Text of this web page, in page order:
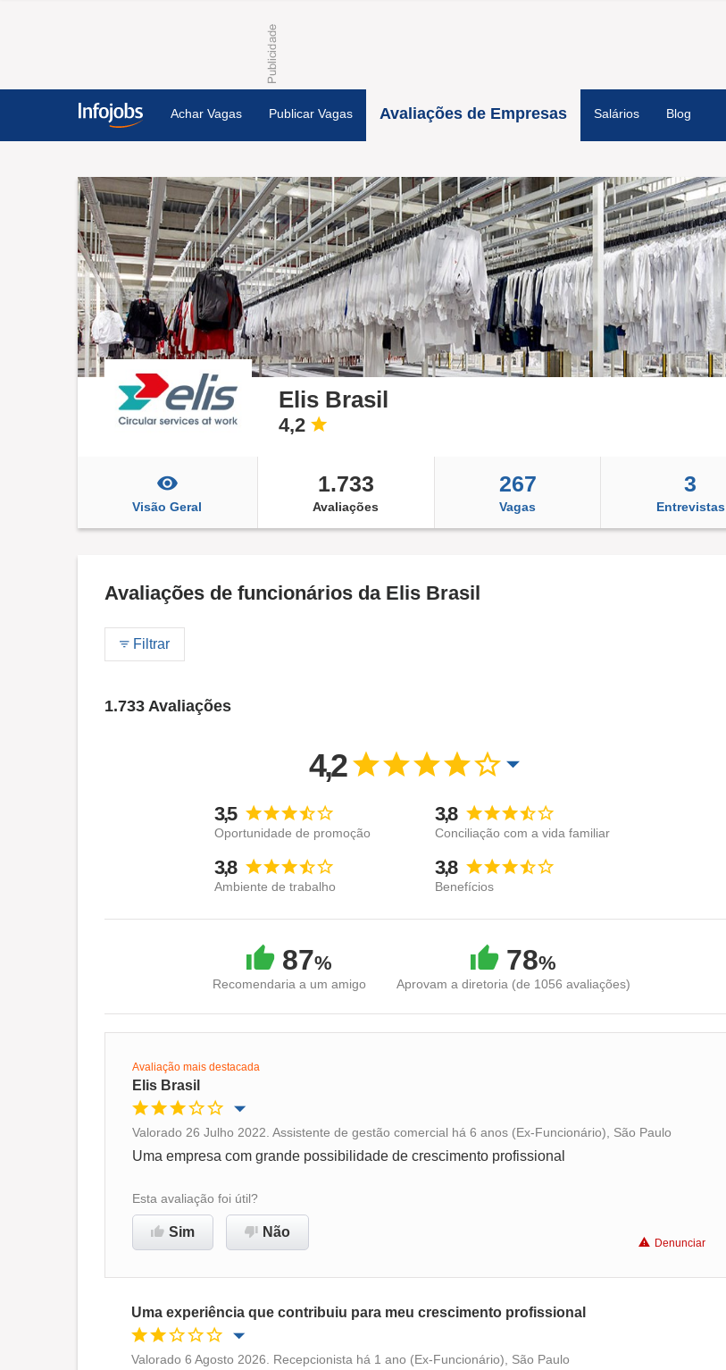
Achar Vagas Publicar Vagas Avaliações de Empresas Salários Blog
Elis Brasil
4,2
Visão Geral
1.733
Avaliações
267
Vagas
3
Entrevistas
Avaliações de funcionários da Elis Brasil
Filtrar
1.733 Avaliações
4,2
3,5
Oportunidade de promoção
3,8
Conciliação com a vida familiar
3,8
Ambiente de trabalho
3,8
Benefícios
87%
Recomendaria a um amigo
78%
Aprovam a diretoria (de 1056 avaliações)
Avaliação mais destacada
Elis Brasil
Oportunidade de promoção
Ambiente de trabalho
Conciliação com a vida familiar
Recomenda esta empresa
Valorado 26 Julho 2022. Assistente de gestão comercial há 6 anos (Ex-Funcionário), São Paulo
Uma empresa com grande possibilidade de crescimento profissional
Esta avaliação foi útil?
Sim Não
Denunciar
Uma experiência que contribuiu para meu crescimento profissional
Valorado 6 Agosto 2026. Recepcionista há 1 ano (Ex-Funcionário), São Paulo